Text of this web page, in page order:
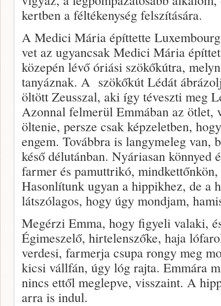
kertben a féltékenység felszítására.
A Medici Mária építtette
vet az ugyancsak Medici Mária
közepén lévő óriási szökőkútra,
tanyáznak. A szökőkút Lédát
öltött Zeusszal, aki így téveszti meg
Azonnal felmerül Emmában az ötlet,
öltenie, persze csak képzeletben,
engem. Továbbra is langymeleg van,
késő délutánban. Nyáriasan könnyed
farmer és pamuttrikó,
Hasonlítunk ugyan a hippikhez, de a
látszólagos, hogy úgy mondjam,
Megérzi Emma, hogy figyeli valaki,
Égimeszelő, hirtelenszőke, haja
verdesi, farmerja csupa rongy meg
kicsi vállfán, úgy lóg rajta. Emmára
nincs ettől meglepve, visszaint. A
arra is indul.